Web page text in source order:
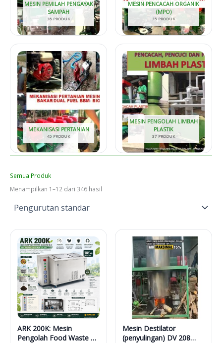
MESIN PEMILAH PENGAYAK
SAMPAH
36 PRODUK
MESIN PENCACAH ORGANIK
(MPO)
35 PRODUK
MEKANISASI PERTANIAN
45 PRODUK
MESIN PENGOLAH LIMBAH
PLASTIK
37 PRODUK
Semua Produk
Menampilkan 1–12 dari 346 hasil
ARK 200K: Mesin
Pengolah Food Waste 24
Mesin Destilator
(penyulingan) DV 208